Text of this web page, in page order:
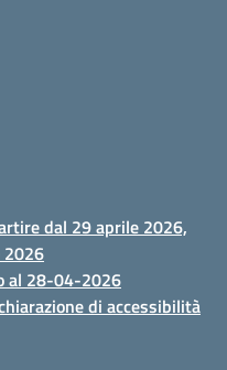
dal 29 aprile 2026,
2026
al 28-04-2026
di accessibilità